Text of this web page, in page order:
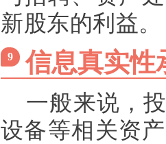
新股东的利益。
9 信息真实性
一般来说，
设备等相关资